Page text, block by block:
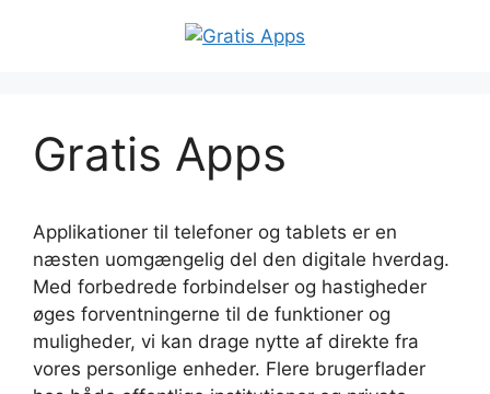
Gratis Apps
Applikationer til telefoner og tablets er en
næsten uomgængelig del den digitale hverdag.
Med forbedrede forbindelser og hastigheder
øges forventningerne til de funktioner og
muligheder, vi kan drage nytte af direkte fra
vores personlige enheder. Flere brugerflader